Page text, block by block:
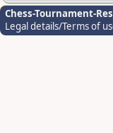
Chess-Tournament-
Legal details/Terms of